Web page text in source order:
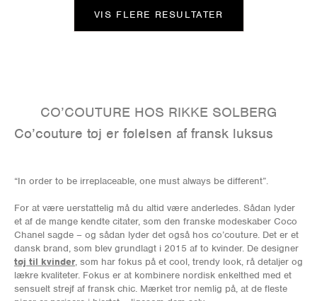
VIS FLERE RESULTATER
CO’COUTURE HOS RIKKE SOLBERG
Co’couture tøj er følelsen af fransk luksus
“In order to be irreplaceable, one must always be different”.
For at være uerstattelig må du altid være anderledes. Sådan lyder
et af de mange kendte citater, som den franske modeskaber Coco
Chanel sagde – og sådan lyder det også hos co’couture. Det er et
dansk brand, som blev grundlagt i 2015 af to kvinder. De designer
tøj til kvinder, som har fokus på et cool, trendy look, rå detaljer og
lækre kvaliteter. Fokus er at kombinere nordisk enkelthed med et
sensuelt strejf af fransk chic. Mærket tror nemlig på, at de fleste